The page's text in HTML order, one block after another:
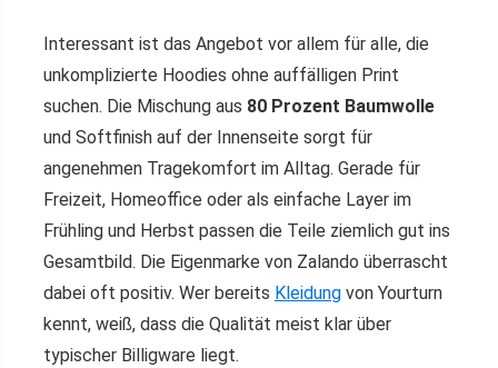
Interessant ist das Angebot vor allem für alle, die
unkomplizierte Hoodies ohne auffälligen Print
suchen. Die Mischung aus 80 Prozent Baumwolle
und Softfinish auf der Innenseite sorgt für
angenehmen Tragekomfort im Alltag. Gerade für
Freizeit, Homeoffice oder als einfache Layer im
Frühling und Herbst passen die Teile ziemlich gut ins
Gesamtbild. Die Eigenmarke von Zalando überrascht
dabei oft positiv. Wer bereits Kleidung von Yourturn
kennt, weiß, dass die Qualität meist klar über
typischer Billigware liegt.